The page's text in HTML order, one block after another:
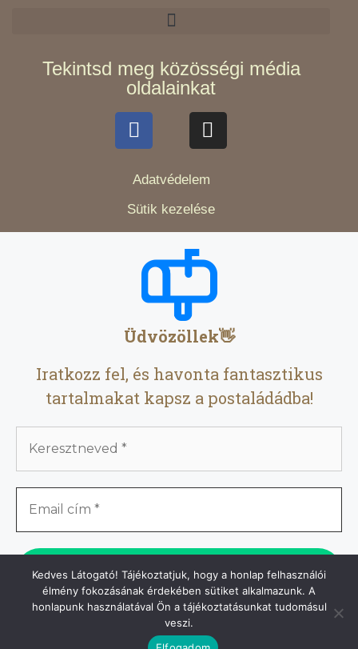
Tekintsd meg közösségi média
oldalainkat
Adatvédelem
Sütik kezelése
Üdvözöllek👋
Iratkozz fel, és havonta fantasztikus
tartalmakat kapsz a postaládádba!
We don’t spam! Read ourprivacy policy
Kedves Látogató! Tájékoztatjuk, hogy a honlap felhasználói
élmény fokozásának érdekében sütiket alkalmazunk. A
honlapunk használatával Ön a tájékoztatásunkat tudomásul
veszi.